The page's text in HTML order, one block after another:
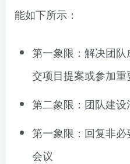
能如下所示：
第一象限：解决团
交项目提案或参加重
第二象限：团队建
第一象限：回复非
会议